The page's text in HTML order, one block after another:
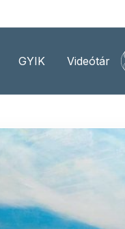
GYIK Videótár